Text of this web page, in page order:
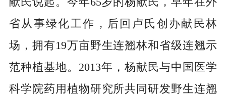
省从事绿化工作，后回卢氏创办献民林
场，拥有19万亩野生连翘林和省级连翘示
范种植基地。2013年，杨献民与中国医学
科学院药用植物研究所共同研发野生连翘